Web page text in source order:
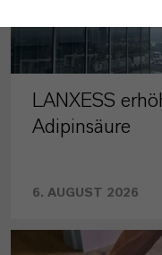
LANXESS
Adipinsäure
6. AUGUST 2026